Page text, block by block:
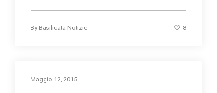
By Basilicata Notizie 8
Maggio 12, 2015